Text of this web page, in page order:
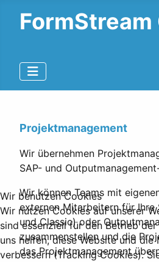
FormStream
Projektmanagement
Wir übernehmen
SAP- und
Wir können Teams mit
externen Mitarbeitern für Ihre
und Classic) oder
zusammenstellen und die
das Projektmanagement
Wir benutzen Cookies
Wir nutzen Cookies auf unserer
sind essenziell für den Betrieb
uns helfen, diese Website und
verbessern (Tracking Cookies).